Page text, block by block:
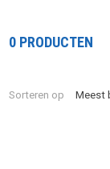
0 PRODUCTEN
Sorteren op Meest